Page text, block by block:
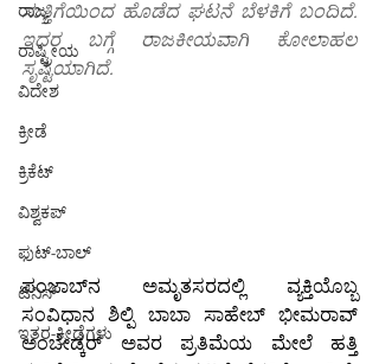
ರಾಜ್ಯ
ರಾಷ್ಟ್ರೀಯ
ವಿದೇಶ
ಕ್ರೀಡೆ
ಕ್ರಿಕೆಟ್
ವಿಶ್ವಕಪ್
ಫುಟ್-ಬಾಲ್
ಟೆನಿಸ್
ಇತರ-ಕ್ರೀಡೆಗಳು
ಸುತ್ತಿಗೆಯಿಂದ ಹೊಡೆದ ಘಟನೆ ಬೆಳಕಿಗೆ ಬಂದಿದೆ.
ಇದರ ಬಗ್ಗೆ ರಾಜಕೀಯವಾಗಿ ಕೋಲಾಹಲ
ಸೃಷ್ಟಿಯಾಗಿದೆ.
ಪಂಜಾಬ್‌ನ ಅಮೃತಸರದಲ್ಲಿ ವ್ಯಕ್ತಿಯೊಬ್ಬ
ಸಂವಿಧಾನ ಶಿಲ್ಪಿ ಬಾಬಾ ಸಾಹೇಬ್ ಭೀಮರಾವ್
ಅಂಬೇಡ್ಕರ್ ಅವರ ಪ್ರತಿಮೆಯ ಮೇಲೆ ಹತ್ತಿ